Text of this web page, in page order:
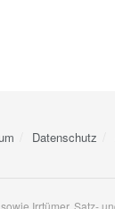
Datenschutz